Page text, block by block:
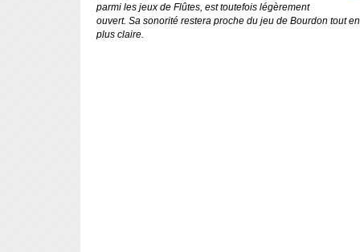
parmi les jeux de Flûtes, est toutefois légèrement
ouvert. Sa sonorité restera proche du jeu de Bourdon tout
plus claire.